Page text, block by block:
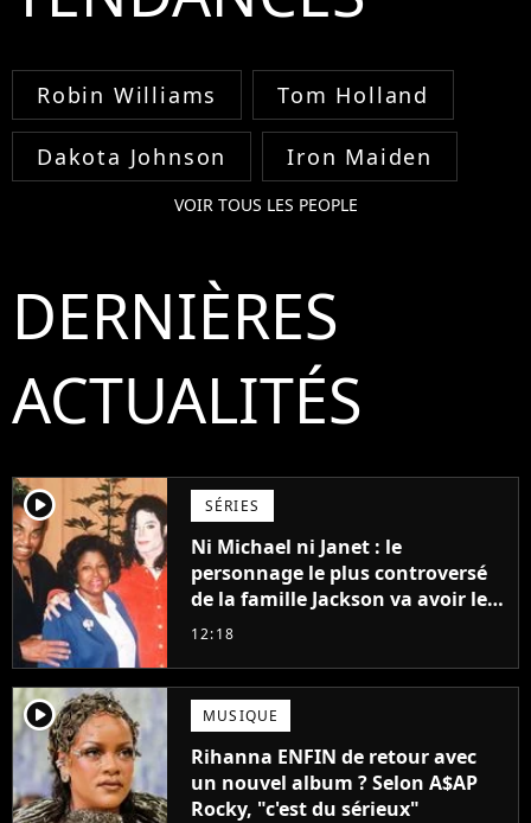
Robin Williams Tom Holland
Dakota Johnson Iron Maiden
VOIR TOUS LES PEOPLE
DERNIÈRES
ACTUALITÉS
player2 SÉRIES
Ni Michael ni Janet : le
personnage le plus controversé
de la famille Jackson va avoir le
droit à sa propre série
12:18
player2 MUSIQUE
Rihanna ENFIN de retour avec
un nouvel album ? Selon A$AP
Rocky, "c'est du sérieux"